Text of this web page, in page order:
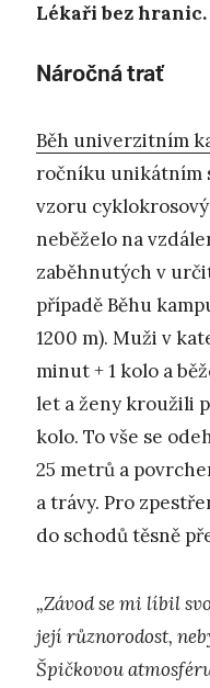
Lékaři bez hranic.
Náročná trať
Běh univerzitním
ročníku unikátním
vzoru
neběželo na
zaběhnutých v
případě Běhu
1200 m). Muži v
minut + 1 kolo a
let a ženy kroužili
kolo. To vše se
25 metrů a
a trávy. Pro
do schodů těsně
„Závod se mi líbil
její různorodost,
Špičkovou